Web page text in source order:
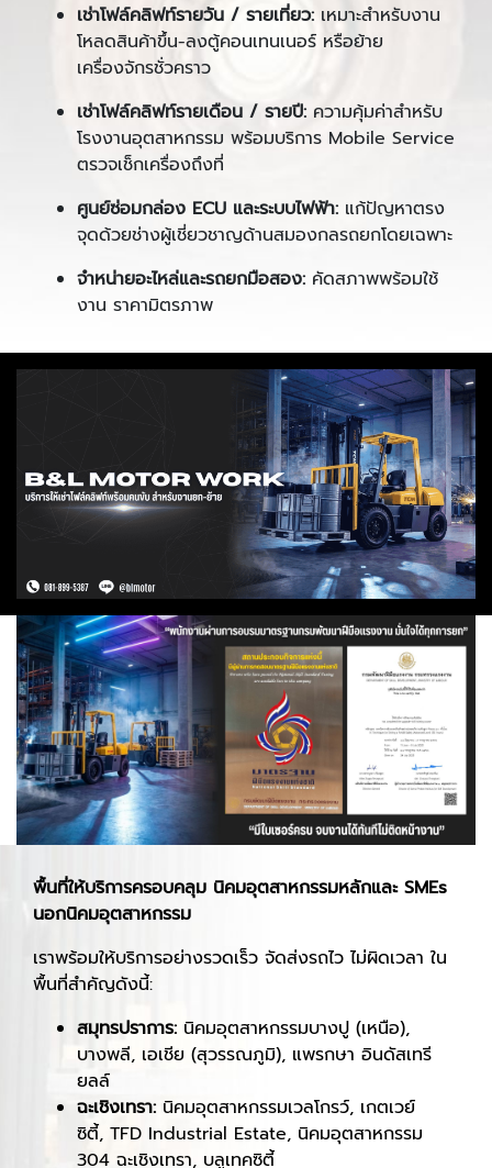
เช่าโฟล์คลิฟท์รายวัน / รายเที่ยว: เหมาะสำหรับงาน
โหลดสินค้าขึ้น-ลงตู้คอนเทนเนอร์ หรือย้าย
เครื่องจักรชั่วคราว
เช่าโฟล์คลิฟท์รายเดือน / รายปี: ความคุ้มค่าสำหรับ
โรงงานอุตสาหกรรม พร้อมบริการ Mobile Service
ตรวจเช็กเครื่องถึงที่
ศูนย์ซ่อมกล่อง ECU และระบบไฟฟ้า: แก้ปัญหาตรง
จุดด้วยช่างผู้เชี่ยวชาญด้านสมองกลรถยกโดยเฉพาะ
จำหน่ายอะไหล่และรถยกมือสอง: คัดสภาพพร้อมใช้
งาน ราคามิตรภาพ
พื้นที่ให้บริการครอบคลุม นิคมอุตสาหกรรมหลักและ SMEs
นอกนิคมอุตสาหกรรม
เราพร้อมให้บริการอย่างรวดเร็ว จัดส่งรถไว ไม่ผิดเวลา ใน
พื้นที่สำคัญดังนี้:
สมุทรปราการ: นิคมอุตสาหกรรมบางปู (เหนือ),
บางพลี, เอเชีย (สุวรรณภูมิ), แพรกษา อินดัสเทรี
ยลล์
ฉะเชิงเทรา: นิคมอุตสาหกรรมเวลโกรว์, เกตเวย์
ซิตี้, TFD Industrial Estate, นิคมอุตสาหกรรม
304 ฉะเชิงเทรา, บลูเทคซิตี้